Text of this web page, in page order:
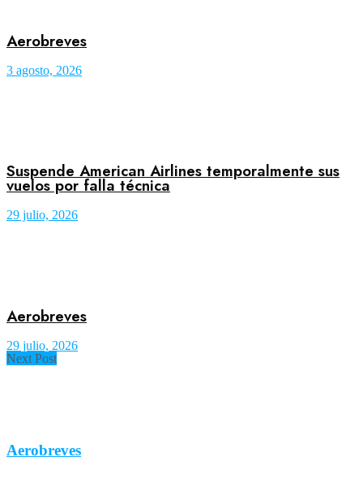
Aerobreves
3 agosto, 2026
Suspende American Airlines temporalmente sus
vuelos por falla técnica
29 julio, 2026
Aerobreves
29 julio, 2026
Next Post
Aerobreves